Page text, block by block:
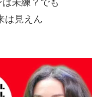
は見えん